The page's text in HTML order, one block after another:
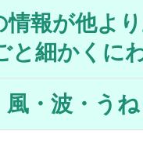
情報が他よ
と細かくに
・波・う